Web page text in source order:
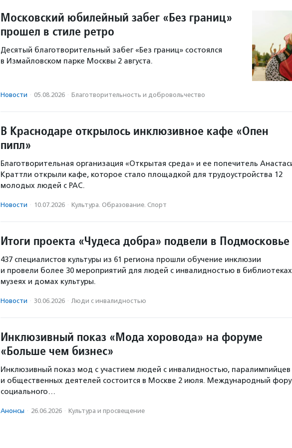
Московский юбилейный забег «Без границ»
прошел в стиле ретро
Десятый благотворительный забег «Без границ» состоялся
в Измайловском парке Москвы 2 августа.
Новости · 05.08.2026 · Благотвори­тель­ность и доброволь­чест­во
В Краснодаре открылось инклюзивное кафе «Опен
пипл»
Благотворительная организация «Открытая среда» и ее попечитель
Краттли открыли кафе, которое стало площадкой для трудоустройства 12
молодых людей с РАС.
Новости · 10.07.2026 · Культура. Образование. Спорт
Итоги проекта «Чудеса добра» подвели в Подмосковье
437 специалистов культуры из 61 региона прошли обучение инклюзии
и провели более 30 мероприятий для людей с инвалидностью в
музеях и домах культуры.
Новости · 30.06.2026 · Люди с инвалидностью
Инклюзивный показ «Мода хоровода» на форуме
«Больше чем бизнес»
Инклюзивный показ мод с участием людей с инвалидностью, паралимпийцев
и общественных деятелей состоится в Москве 2 июля. Международный
социального…
Анонсы · 26.06.2026 · Культура и просвещение